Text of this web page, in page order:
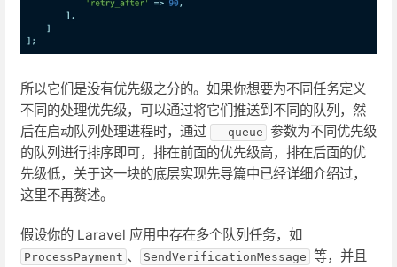
所以它们是没有优先级之分的。如果你想要为不同任务定义
不同的处理优先级，可以通过将它们推送到不同的队列，然
后在启动队列处理进程时，通过
--queue 参数为不同优先级
的队列进行排序即可，排在前面的优先级高，排在后面的优
先级低，关于这一块的底层实现先导篇中已经详细介绍过，
这里不再赘述。
假设你的 Laravel 应用中存在多个队列任务，如
ProcessPayment 、 SendVerificationMessage 等，并且